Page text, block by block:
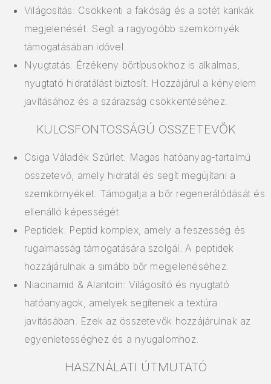
Világosítás: Csökkenti a fakóság és a sötét karikák
megjelenését. Segít a ragyogóbb szemkörnyék
támogatásában idővel.
Nyugtatás: Érzékeny bőrtípusokhoz is alkalmas,
nyugtató hidratálást biztosít. Hozzájárul a kényelem
javításához és a szárazság csökkentéséhez.
KULCSFONTOSSÁGÚ ÖSSZETEVŐK
Csiga Váladék Szűrlet: Magas hatóanyag-tartalmú
összetevő, amely hidratál és segít megújítani a
szemkörnyéket. Támogatja a bőr regenerálódását és
ellenálló képességét.
Peptidek: Peptid komplex, amely a feszesség és
rugalmasság támogatására szolgál. A peptidek
hozzájárulnak a simább bőr megjelenéséhez.
Niacinamid & Alantoin: Világosító és nyugtató
hatóanyagok, amelyek segítenek a textúra
javításában. Ezek az összetevők hozzájárulnak az
egyenletességhez és a nyugalomhoz.
HASZNÁLATI ÚTMUTATÓ